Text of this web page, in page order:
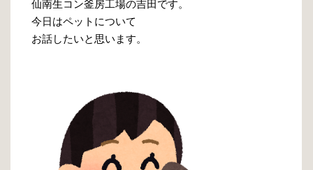
仙南生コン釜房工場の吉田です。
今日はペットについて
お話したいと思います。